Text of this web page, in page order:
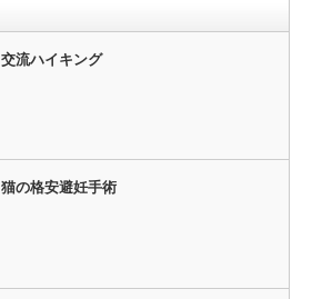
交流ハイキング
猫の格安避妊手術